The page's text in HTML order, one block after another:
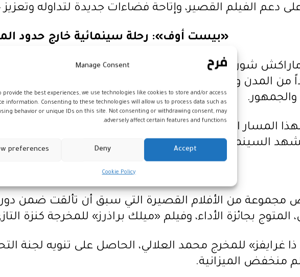
Manage Consent
provide the best experiences, we use technologies like cookies to store and/or access
information. Consenting to these technologies will allow us to process data such as
behavior or unique IDs on this site. Not consenting or withdrawing consent, may
adversely affect certain features and functions.
Accept
Deny
preferences
Cookie Policy
دعم الفيلم القصير، وإتاحة فضاءات جديدة لتداوله
«بيست أوف»: رحلة سينمائية خارج حدود
شورت فيلم فستيفال – بيست أوف» يشكل امتداداً
المدن والبلدان، من بينها فلسطين والأردن وإيطاليا
والجمهور.
المسار الرحال يوم الخامس من يونيو المقبل بقاعة
السينمائي الفرنسي، وذلك بحضور فريق المهرجان.
أفلام متوجة على شاشة باريس
من الأفلام القصيرة التي سبق أن تألقت ضمن
بجائزة الأداء، وفيلم «ميلك براذرز» للمخرجة كنزة
غرايفز» للمخرج محمد العلالي، الحاصل على تنويه لجنة
منخفض الميزانية.